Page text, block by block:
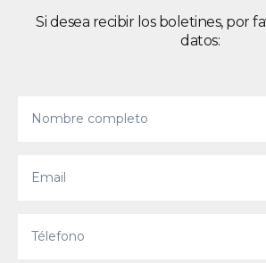
Si desea recibir los boletines, por
datos: